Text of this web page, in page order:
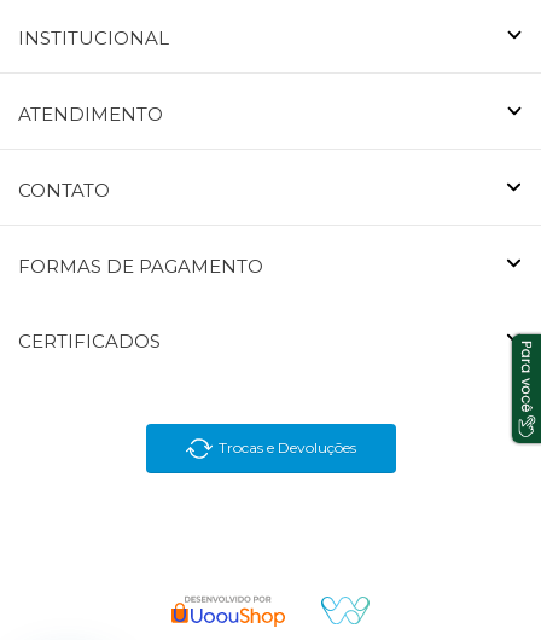
INSTITUCIONAL
ATENDIMENTO
CONTATO
FORMAS DE PAGAMENTO
CERTIFICADOS
Trocas e Devoluções